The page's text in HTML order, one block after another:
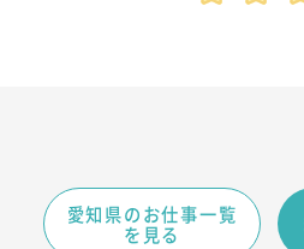
愛知県のお仕事一覧
を見る